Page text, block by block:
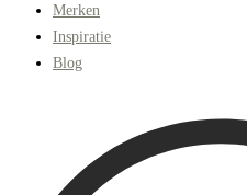
Merken
Inspiratie
Blog